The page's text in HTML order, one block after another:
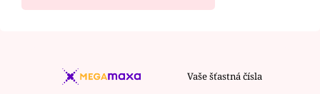
Vaše šťastná čísla